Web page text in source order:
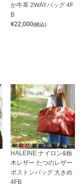
か牛革 2WAYバッグ 4F
B
¥22,000(税込)
HALEINE ナイロン&栃
木レザー たつのレザー
ボストンバッグ 大きめ
4FB